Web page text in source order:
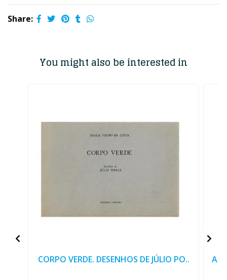
Share:
You might also be interested in
CORPO VERDE. DESENHOS DE JÚLIO PO.. A